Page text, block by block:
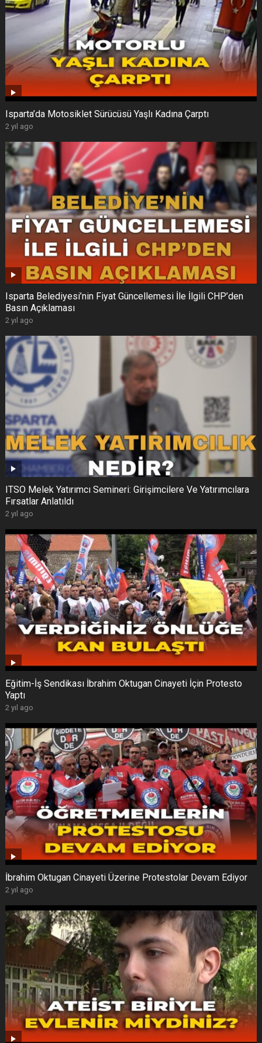
Isparta’da Motosiklet Sürücüsü Yaşlı Kadına Çarptı
2 yıl ago
Isparta Belediyesi’nin Fiyat Güncellemesi İle İlgili CHP’den
Basın Açıklaması
2 yıl ago
ITSO Melek Yatırımcı Semineri: Girişimcilere Ve Yatırımcılara
Fırsatlar Anlatıldı
2 yıl ago
Eğitim-İş Sendikası İbrahim Oktugan Cinayeti İçin Protesto
Yaptı
2 yıl ago
İbrahim Oktugan Cinayeti Üzerine Protestolar Devam Ediyor
2 yıl ago